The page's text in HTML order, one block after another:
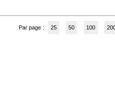
Par page : 25 50 100